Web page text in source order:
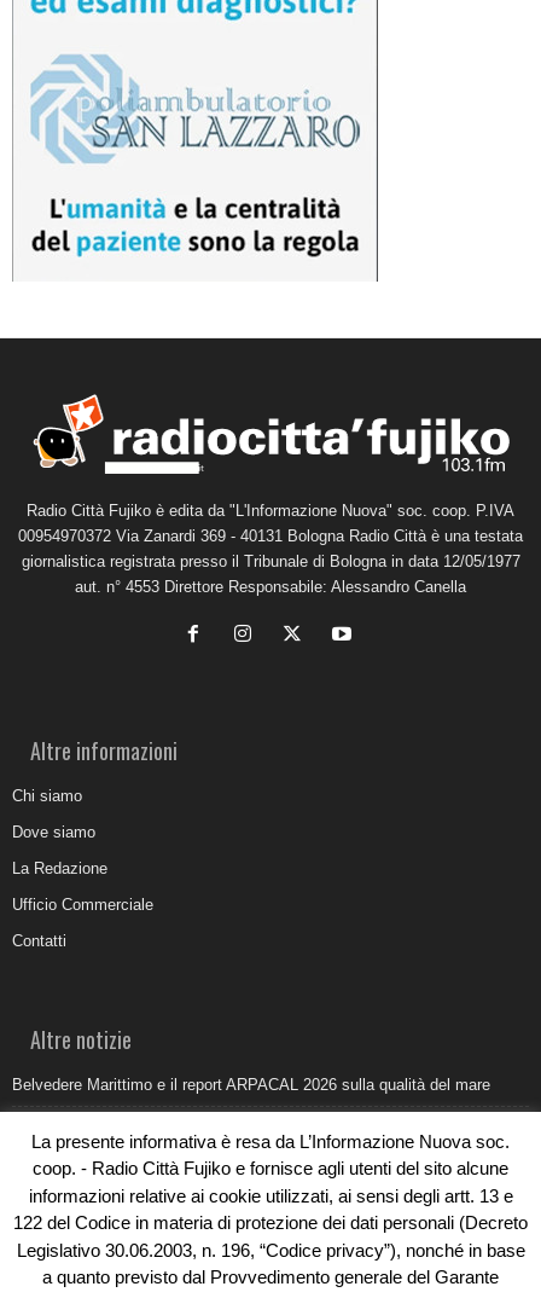
Radio Città Fujiko è edita da "L'Informazione Nuova" soc. coop. P.IVA
00954970372 Via Zanardi 369 - 40131 Bologna Radio Città è una testata
giornalistica registrata presso il Tribunale di Bologna in data 12/05/1977
aut. n° 4553 Direttore Responsabile: Alessandro Canella
Altre informazioni
Chi siamo
Dove siamo
La Redazione
Ufficio Commerciale
Contatti
Altre notizie
Belvedere Marittimo e il report ARPACAL 2026 sulla qualità del mare
Umidità di risalita in casa, come riconoscere i segnali veri
Torna il Sun Donato Festival 2026
Come il busking moderno ridisegna il paesaggio sonoro urbano
La presente informativa è resa da L’Informazione Nuova soc.
coop. - Radio Città Fujiko e fornisce agli utenti del sito alcune
informazioni relative ai cookie utilizzati, ai sensi degli artt. 13 e
122 del Codice in materia di protezione dei dati personali (Decreto
Legislativo 30.06.2003, n. 196, “Codice privacy”), nonché in base
a quanto previsto dal Provvedimento generale del Garante